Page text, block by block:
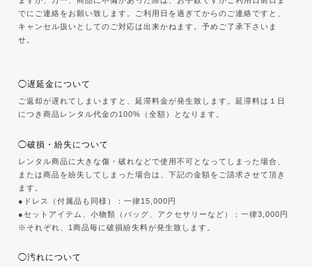
でにご連絡をお願い致します。ご利用日を過ぎてからのご連絡ですと、
キャンセル扱いとしてのご対応は出来かねます。予めご了承下さいま
せ。
◯遅延金について
ご返却が遅れてしまいますと、延滞料金が発生致します。延滞料は１日
につき商品レンタル代金の100%（全額）となります。
◯破損・紛失について
レンタル商品に大きな傷・破れなどで使用不可となってしまった場合、
または商品を紛失してしまった場合は、下記の金額をご請求させて頂き
ます。
●ドレス（付属品も同様）：一律15,000円
●セットアイテム、小物類（バッグ、アクセサリーなど）：一律3,000円
※それぞれ、1商品毎に破損紛失料が発生致します。
◯汚れについて